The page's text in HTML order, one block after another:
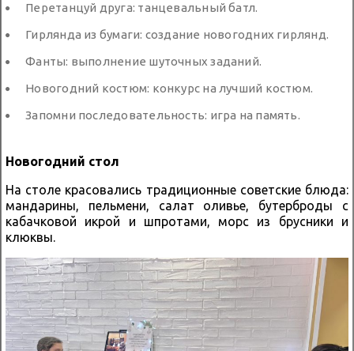
Перетанцуй друга: танцевальный батл.
Гирлянда из бумаги: создание новогодних гирлянд.
Фанты: выполнение шуточных заданий.
Новогодний костюм: конкурс на лучший костюм.
Запомни последовательность: игра на память.
Новогодний стол
На столе красовались традиционные советские блюда:
мандарины, пельмени, салат оливье, бутерброды с
кабачковой икрой и шпротами, морс из брусники и
клюквы.